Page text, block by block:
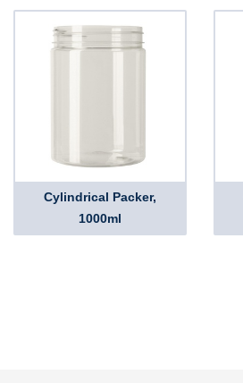
Cylindrical Packer,
1000ml